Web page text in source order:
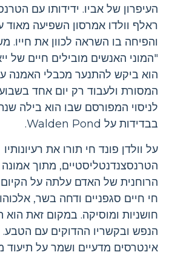
העיפרון של אביו. ידידותו עם
ראלף וולדו אמרסון השפיעה מאוד
והפיחה בו השראה לכוון את חייו.
"המוני האנשים מובילים חיים של
הוא ביקש להתנער מכבלי האמנה
המסורת ולעבוד רק יום אחד
לניסוי המפורסם שבו הוא בילה
בבדידות על Walden Pond.
על וולדן פונד חי תורו את רעיונותיו
הטרנסצנדנטליסטיים, מתוך
הרוחנית של האדם עלתה על הקיום
חי חיים סגפניים ודחה בשר,
חושניות ומוסיקה. במקום זאת
הנפש ובקשריו ההדוקים עם הטבע.
אינטרסים מדעיים ושמר על